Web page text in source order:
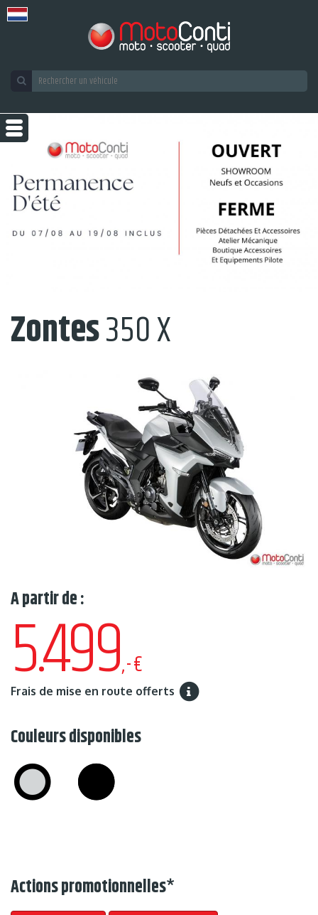
Zontes350 X
A partir de :
5.499,-€
Frais de mise en route offerts
Couleurs disponibles
Actions promotionnelles*